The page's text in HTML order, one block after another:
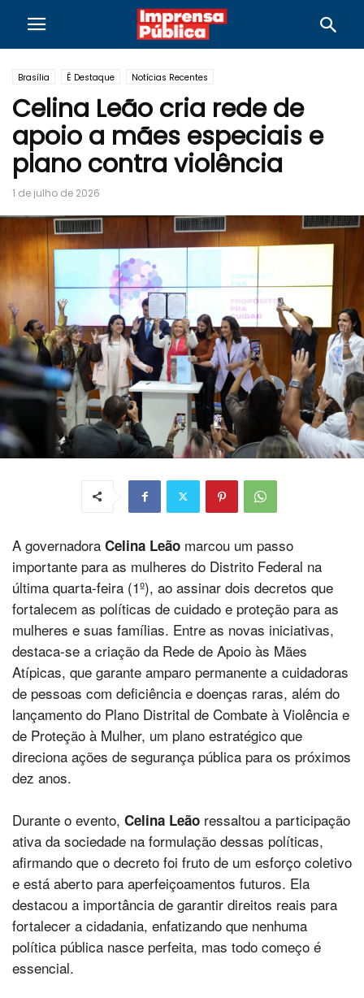
Brasília É Destaque Notícias Recentes
Celina Leão cria rede de
apoio a mães especiais e
plano contra violência
1 de julho de 2026
A governadora Celina Leão marcou um passo
importante para as mulheres do Distrito Federal na
última quarta-feira (1º), ao assinar dois decretos que
fortalecem as políticas de cuidado e proteção para as
mulheres e suas famílias. Entre as novas iniciativas,
destaca-se a criação da Rede de Apoio às Mães
Atípicas, que garante amparo permanente a cuidadoras
de pessoas com deficiência e doenças raras, além do
lançamento do Plano Distrital de Combate à Violência e
de Proteção à Mulher, um plano estratégico que
direciona ações de segurança pública para os próximos
dez anos.
Durante o evento, Celina Leão ressaltou a participação
ativa da sociedade na formulação dessas políticas,
afirmando que o decreto foi fruto de um esforço coletivo
e está aberto para aperfeiçoamentos futuros. Ela
destacou a importância de garantir direitos reais para
fortalecer a cidadania, enfatizando que nenhuma
política pública nasce perfeita, mas todo começo é
essencial.